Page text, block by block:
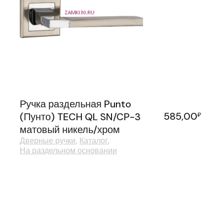
Ручка раздельная Punto
(Пунто) TECH QL SN/CP-3
матовый никель/хром
585,00₽
Дверные ручки Каталог
На раздельном основании